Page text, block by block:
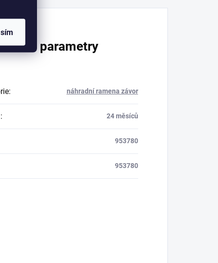
parametry
: náhradní ramena závor
: 24 měsíců
953780
953780